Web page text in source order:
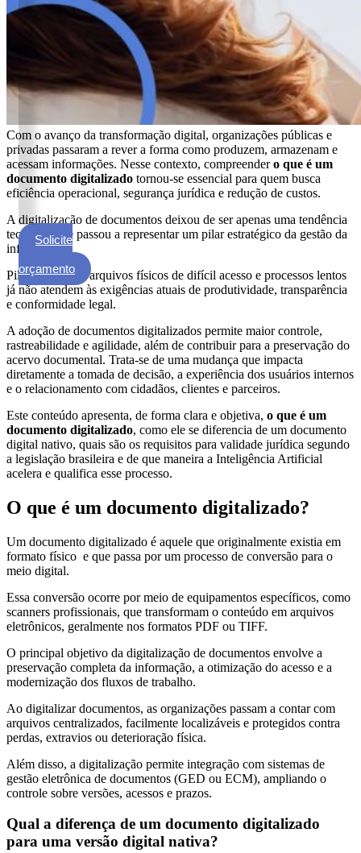
ECM
Formalização
Processamento
de
Documentos
Gestão
de
Documentos
Digitalização
Documentos
Documentos
Guarda
Documentos
Conversão
de
C.O.L.D
WEB
Cases
Somos
Unidades
Nossas
Políticas
Política
Privacidade
Política
Cookies
Segurança
da
Informação
Cibernética
Central
de
Solicite
orçamento
Com o avanço da transformação digital, organizações públicas e
privadas passaram a rever a forma como produzem, armazenam e
acessam informações. Nesse contexto, compreendero que é um
documento digitalizado tornou-se essencial para quem busca
eficiência operacional, segurança jurídica e redução de custos.
A digitalização de documentos deixou de ser apenas uma tendência
tecnológica e passou a representar um pilar estratégico da gestão da
informação.
Pilhas de papel, arquivos físicos de difícil acesso e processos lentos
já não atendem às exigências atuais de produtividade, transparência
e conformidade legal.
A adoção de documentos digitalizados permite maior controle,
rastreabilidade e agilidade, além de contribuir para a preservação do
acervo documental. Trata-se de uma mudança que impacta
diretamente a tomada de decisão, a experiência dos usuários internos
e o relacionamento com cidadãos, clientes e parceiros.
Este conteúdo apresenta, de forma clara e objetiva, o que é um
documento digitalizado, como ele se diferencia de um documento
digital nativo, quais são os requisitos para validade jurídica segundo
a legislação brasileira e de que maneira a Inteligência Artificial
acelera e qualifica esse processo.
O que é um documento digitalizado?
Um documento digitalizado é aquele que originalmente existia em
formato físico e que passa por um processo de conversão para o
meio digital.
Essa conversão ocorre por meio de equipamentos específicos, como
scanners profissionais, que transformam o conteúdo em arquivos
eletrônicos, geralmente nos formatos PDF ou TIFF.
O principal objetivo da digitalização de documentos envolve a
preservação completa da informação, a otimização do acesso e a
modernização dos fluxos de trabalho.
Ao digitalizar documentos, as organizações passam a contar com
arquivos centralizados, facilmente localizáveis e protegidos contra
perdas, extravios ou deterioração física.
Além disso, a digitalização permite integração com sistemas de
gestão eletrônica de documentos (GED ou ECM), ampliando o
controle sobre versões, acessos e prazos.
Qual a diferença de um documento digitalizado
para uma versão digital nativa?